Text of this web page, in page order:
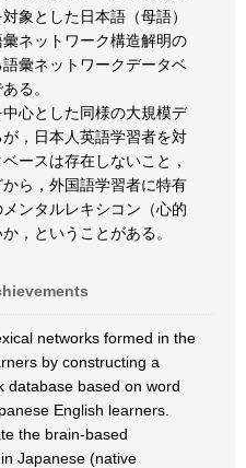
象とした日本語（母語）
ネットワーク構造解明の
彙ネットワークデータベ
る。
心とした同様の大規模デ
，日本人英語学習者を対
ースは存在しないこと，
ら，外国語学習者に特有
ンタルレキシコン（心的
，ということがある。
networks formed in the
by constructing a
database based on word
English learners.
the brain-based
Japanese (native